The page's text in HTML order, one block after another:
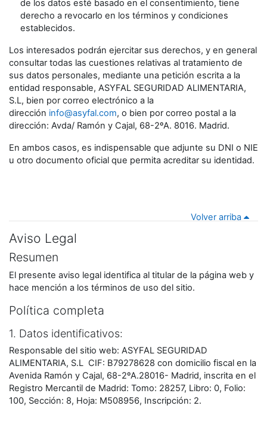
de los datos esté basado en el consentimiento, tiene
derecho a revocarlo en los términos y condiciones
establecidos.
Los interesados podrán ejercitar sus derechos, y en general
consultar todas las cuestiones relativas al tratamiento de
sus datos personales, mediante una petición escrita a la
entidad responsable, ASYFAL SEGURIDAD ALIMENTARIA,
S.L, bien por correo electrónico a la
dirección info@asyfal.com, o bien por correo postal a la
dirección: Avda/ Ramón y Cajal, 68-2ºA. 8016. Madrid.
En ambos casos, es indispensable que adjunte su DNI o NIE
u otro documento oficial que permita acreditar su identidad.
Volver arriba
Aviso Legal
Resumen
El presente aviso legal identifica al titular de la página web y
hace mención a los términos de uso del sitio.
Política completa
1. Datos identificativos:
Responsable del sitio web: ASYFAL SEGURIDAD
ALIMENTARIA, S.L CIF: B79278628 con domicilio fiscal en la
Avenida Ramón y Cajal, 68-2ºA.28016- Madrid, inscrita en el
Registro Mercantil de Madrid: Tomo: 28257, Libro: 0, Folio:
100, Sección: 8, Hoja: M508956, Inscripción: 2.